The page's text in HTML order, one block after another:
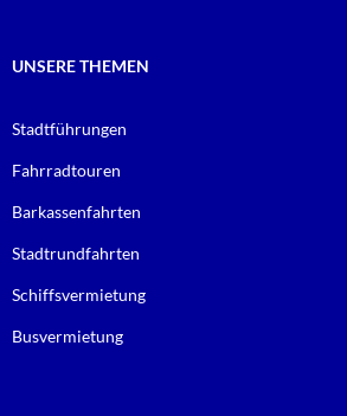
UNSERE THEMEN
Stadtführungen
Fahrradtouren
Barkassenfahrten
Stadtrundfahrten
Schiffsvermietung
Busvermietung